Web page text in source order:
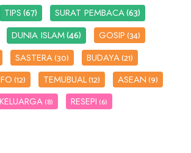
TIPS(67) SURAT PEMBACA(63)
DUNIA ISLAM(46) GOSIP(34)
SASTERA(30) BUDAYA(21)
(12) TEMUBUAL(12) ASEAN(9)
KELUARGA (8) RESEPI (6)